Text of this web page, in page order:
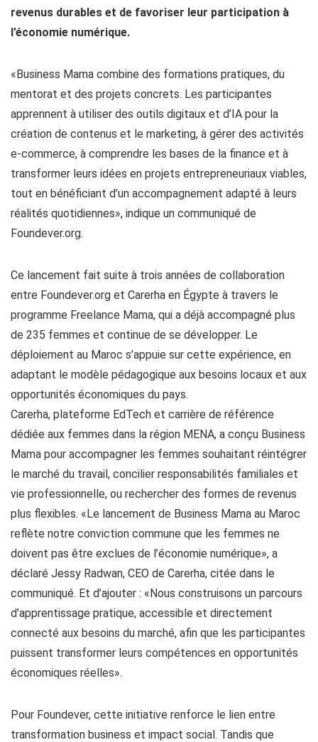
revenus durables et de favoriser leur participation à
l’économie numérique.
«Business Mama combine des formations pratiques, du
mentorat et des projets concrets. Les participantes
apprennent à utiliser des outils digitaux et d’IA pour la
création de contenus et le marketing, à gérer des activités
e-commerce, à comprendre les bases de la finance et à
transformer leurs idées en projets entrepreneuriaux viables,
tout en bénéficiant d’un accompagnement adapté à leurs
réalités quotidiennes», indique un communiqué de
Foundever.org.
Ce lancement fait suite à trois années de collaboration
entre Foundever.org et Carerha en Égypte à travers le
programme Freelance Mama, qui a déjà accompagné plus
de 235 femmes et continue de se développer. Le
déploiement au Maroc s’appuie sur cette expérience, en
adaptant le modèle pédagogique aux besoins locaux et aux
opportunités économiques du pays.
Carerha, plateforme EdTech et carrière de référence
dédiée aux femmes dans la région MENA, a conçu Business
Mama pour accompagner les femmes souhaitant réintégrer
le marché du travail, concilier responsabilités familiales et
vie professionnelle, ou rechercher des formes de revenus
plus flexibles. «Le lancement de Business Mama au Maroc
reflète notre conviction commune que les femmes ne
doivent pas être exclues de l’économie numérique», a
déclaré Jessy Radwan, CEO de Carerha, citée dans le
communiqué. Et d’ajouter : «Nous construisons un parcours
d’apprentissage pratique, accessible et directement
connecté aux besoins du marché, afin que les participantes
puissent transformer leurs compétences en opportunités
économiques réelles».
Pour Foundever, cette initiative renforce le lien entre
transformation business et impact social. Tandis que